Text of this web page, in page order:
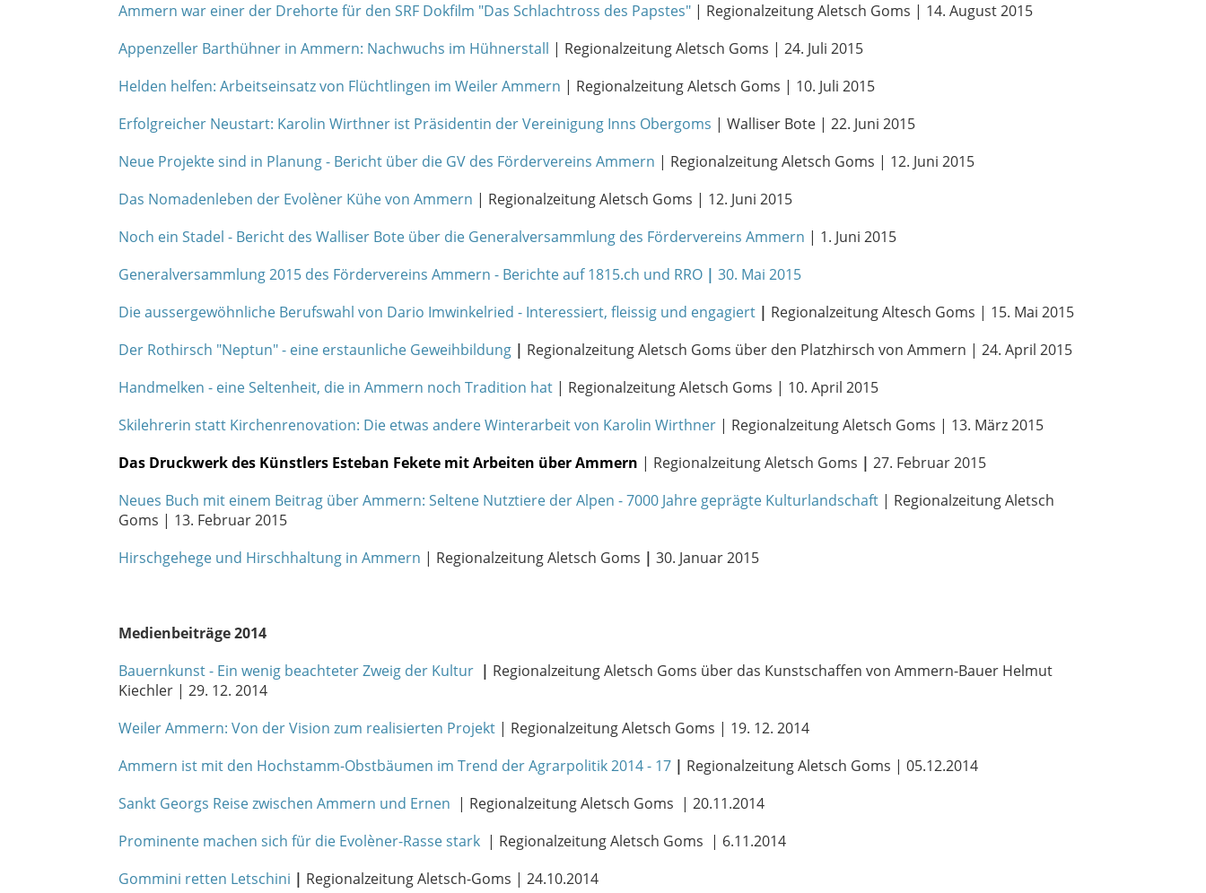
Ammern war einer der Drehorte für den SRF Dokfilm "Das Schlachtross des Papstes" | Regionalzeitung Aletsch Goms | 14. August 2015
Appenzeller Barthühner in Ammern: Nachwuchs im Hühnerstall | Regionalzeitung Aletsch Goms | 24. Juli 2015
Helden helfen: Arbeitseinsatz von Flüchtlingen im Weiler Ammern | Regionalzeitung Aletsch Goms | 10. Juli 2015
Erfolgreicher Neustart: Karolin Wirthner ist Präsidentin der Vereinigung Inns Obergoms | Walliser Bote | 22. Juni 2015
Neue Projekte sind in Planung - Bericht über die GV des Fördervereins Ammern | Regionalzeitung Aletsch Goms | 12. Juni 2015
Das Nomadenleben der Evolèner Kühe von Ammern | Regionalzeitung Aletsch Goms | 12. Juni 2015
Noch ein Stadel - Bericht des Walliser Bote über die Generalversammlung des Fördervereins Ammern | 1. Juni 2015
Generalversammlung 2015 des Fördervereins Ammern - Berichte auf 1815.ch und RRO | 30. Mai 2015
Die aussergewöhnliche Berufswahl von Dario Imwinkelried - Interessiert, fleissig und engagiert | Regionalzeitung Altesch Goms | 15. Mai 2015
Der Rothirsch "Neptun" - eine erstaunliche Geweihbildung | Regionalzeitung Aletsch Goms über den Platzhirsch von Ammern | 24. April 2015
Handmelken - eine Seltenheit, die in Ammern noch Tradition hat | Regionalzeitung Aletsch Goms | 10. April 2015
Skilehrerin statt Kirchenrenovation: Die etwas andere Winterarbeit von Karolin Wirthner | Regionalzeitung Aletsch Goms | 13. März 2015
Das Druckwerk des Künstlers Esteban Fekete mit Arbeiten über Ammern | Regionalzeitung Aletsch Goms | 27. Februar 2015
Neues Buch mit einem Beitrag über Ammern: Seltene Nutztiere der Alpen - 7000 Jahre geprägte Kulturlandschaft | Regionalzeitung Aletsch
Goms | 13. Februar 2015
Hirschgehege und Hirschhaltung in Ammern | Regionalzeitung Aletsch Goms | 30. Januar 2015
Medienbeiträge 2014
Bauernkunst - Ein wenig beachteter Zweig der Kultur | Regionalzeitung Aletsch Goms über das Kunstschaffen von Ammern-Bauer Helmut
Kiechler | 29. 12. 2014
Weiler Ammern: Von der Vision zum realisierten Projekt | Regionalzeitung Aletsch Goms | 19. 12. 2014
Ammern ist mit den Hochstamm-Obstbäumen im Trend der Agrarpolitik 2014 - 17 | Regionalzeitung Aletsch Goms | 05.12.2014
Sankt Georgs Reise zwischen Ammern und Ernen | Regionalzeitung Aletsch Goms | 20.11.2014
Prominente machen sich für die Evolèner-Rasse stark | Regionalzeitung Aletsch Goms | 6.11.2014
Gommini retten Letschini | Regionalzeitung Aletsch-Goms | 24.10.2014